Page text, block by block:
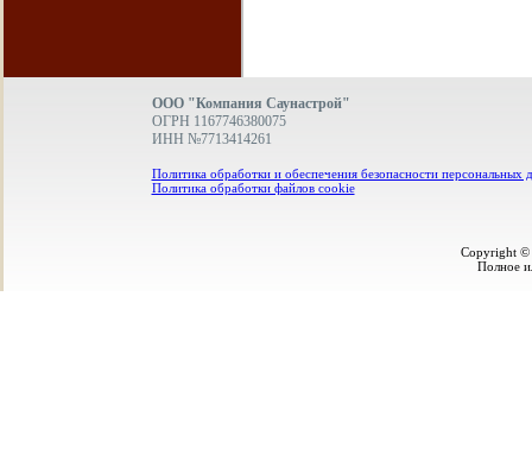
ООО "Компания Саунастрой"
ОГРН 1167746380075
ИНН №7713414261
Политика обработки и обеспечения безопасности персональных
Политика обработки файлов cookie
Copyright ©
Полное